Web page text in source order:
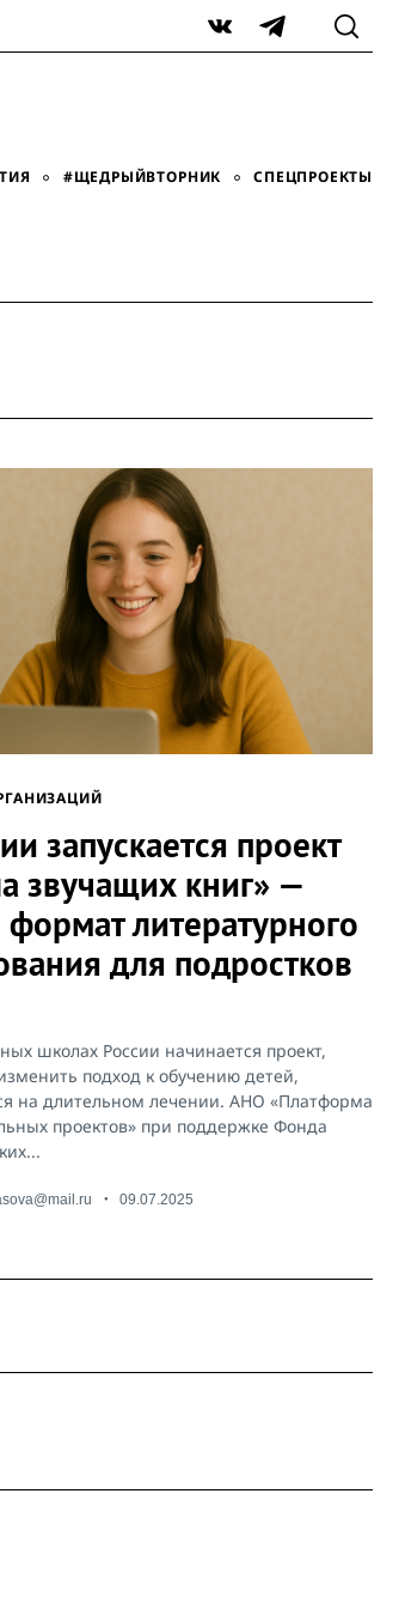
VK Telegram
#ЩЕДРЫЙВТОРНИК СПЕЦПРОЕКТЫ
запускается проект
звучащих книг» —
литературного
для подростков
школах России начинается проект,
подход к обучению детей,
на длительном лечении. АНО «Платформа
проектов» при поддержке Фонда
09.07.2025